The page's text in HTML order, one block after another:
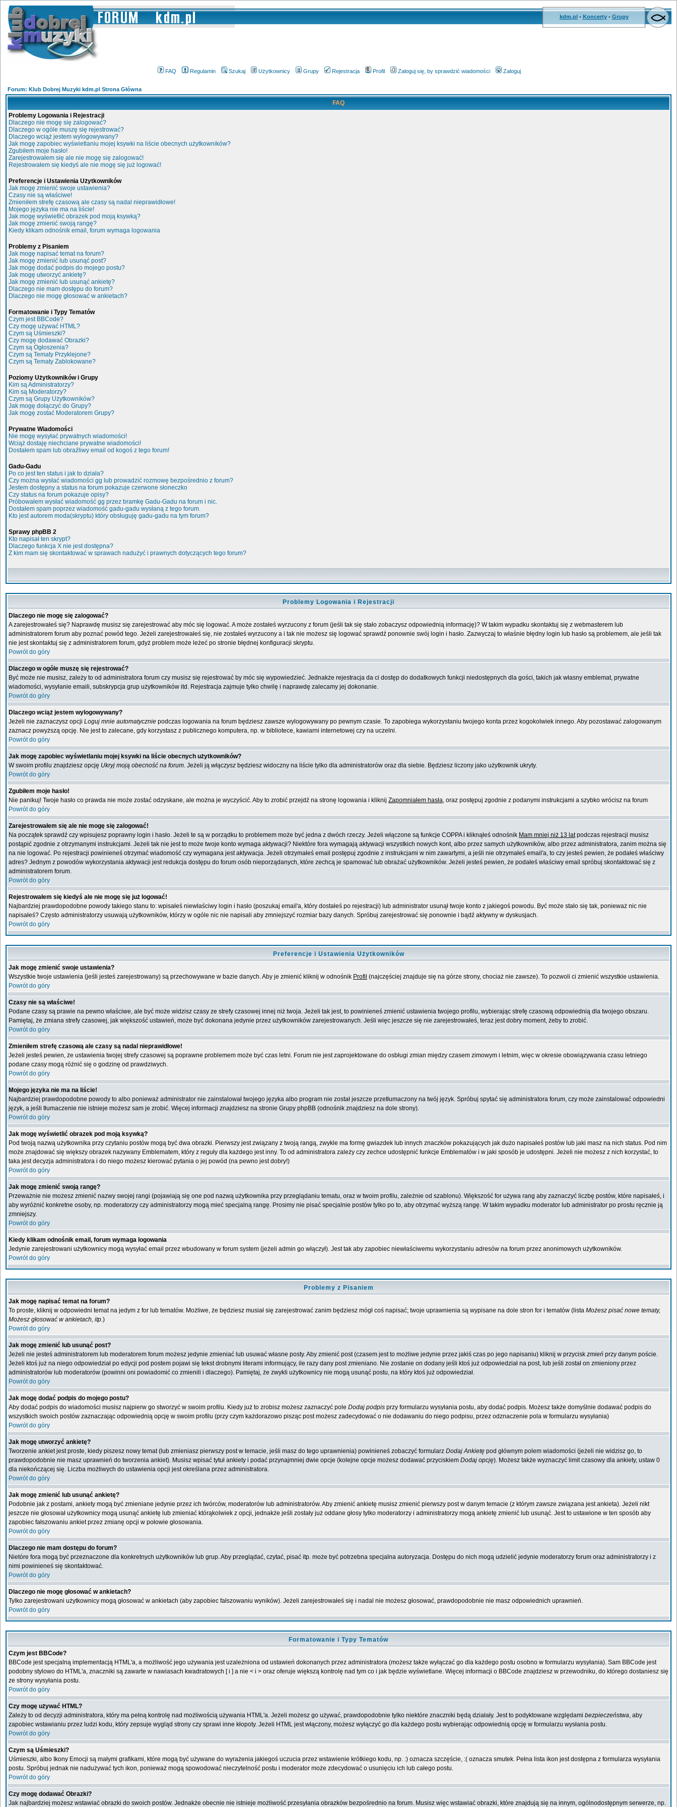
kdm.pl- Koncerty- Grupy
FAQ Regulamin Szukaj Użytkownicy Grupy Rejestracja Profil Zaloguj się, by sprawdzić wiadomości Zaloguj
Forum: Klub Dobrej Muzyki kdm.pl Strona Główna
FAQ
Problemy Logowania i Rejestracji
Dlaczego nie mogę się zalogować?
Dlaczego w ogóle muszę się rejestrować?
Dlaczego wciąż jestem wylogowywany?
Jak mogę zapobiec wyświetlaniu mojej ksywki na liście obecnych użytkowników?
Zgubiłem moje hasło!
Zarejestrowałem się ale nie mogę się zalogować!
Rejestrowałem się kiedyś ale nie mogę się już logować!
Preferencje i Ustawienia Użytkowników
Jak mogę zmienić swoje ustawienia?
Czasy nie są właściwe!
Zmieniłem strefę czasową ale czasy są nadal nieprawidłowe!
Mojego języka nie ma na liście!
Jak mogę wyświetlić obrazek pod moją ksywką?
Jak mogę zmienić swoją rangę?
Kiedy klikam odnośnik email, forum wymaga logowania
Problemy z Pisaniem
Jak mogę napisać temat na forum?
Jak mogę zmienić lub usunąć post?
Jak mogę dodać podpis do mojego postu?
Jak mogę utworzyć ankietę?
Jak mogę zmienić lub usunąć ankietę?
Dlaczego nie mam dostępu do forum?
Dlaczego nie mogę głosować w ankietach?
Formatowanie i Typy Tematów
Czym jest BBCode?
Czy mogę używać HTML?
Czym są Uśmieszki?
Czy mogę dodawać Obrazki?
Czym są Ogłoszenia?
Czym są Tematy Przyklejone?
Czym są Tematy Zablokowane?
Poziomy Użytkowników i Grupy
Kim są Administratorzy?
Kim są Moderatorzy?
Czym są Grupy Użytkowników?
Jak mogę dołączyć do Grupy?
Jak mogę zostać Moderatorem Grupy?
Prywatne Wiadomości
Nie mogę wysyłać prywatnych wiadomości!
Wciąż dostaję niechciane prywatne wiadomości!
Dostałem spam lub obraźliwy email od kogoś z tego forum!
Gadu-Gadu
Po co jest ten status i jak to działa?
Czy można wysłać wiadomości gg lub prowadzić rozmowę bezpośrednio z forum?
Jestem dostępny a status na forum pokazuje czerwone słoneczko
Czy status na forum pokazuje opisy?
Próbowałem wysłać wiadomość gg przez bramkę Gadu-Gadu na forum i nic.
Dostałem spam poprzez wiadomość gadu-gadu wysłaną z tego forum.
Kto jest autorem moda(skryptu) który obsługuję gadu-gadu na tym forum?
Sprawy phpBB 2
Kto napisał ten skrypt?
Dlaczego funkcja X nie jest dostępna?
Z kim mam się skontaktować w sprawach nadużyć i prawnych dotyczących tego forum?
Problemy Logowania i Rejestracji
Dlaczego nie mogę się zalogować?
A zarejestrowałeś się? Naprawdę musisz się zarejestrować aby móc się logować. A może zostałeś wyrzucony z forum (jeśli tak się stało zobaczysz odpowiednią informację)? W takim wypadku skontaktuj się z webmasterem lub
administratorem forum aby poznać powód tego. Jeżeli zarejestrowałeś się, nie zostałeś wyrzucony a i tak nie możesz się logować sprawdź ponownie swój login i hasło. Zazwyczaj to właśnie błędny login lub hasło są problemem, ale jeśli tak
nie jest skontaktuj się z administratorem forum, gdyż problem może leżeć po stronie błędnej konfiguracji skryptu.
Powrót do góry
Dlaczego w ogóle muszę się rejestrować?
Być może nie musisz, zależy to od administratora forum czy musisz się rejestrować by móc się wypowiedzieć. Jednakże rejestracja da ci dostęp do dodatkowych funkcji niedostępnych dla gości, takich jak własny emblemat, prywatne
wiadomości, wysyłanie emaili, subskrypcja grup użytkowników itd. Rejestracja zajmuje tylko chwilę i naprawdę zalecamy jej dokonanie.
Powrót do góry
Dlaczego wciąż jestem wylogowywany?
Jeżeli nie zaznaczysz opcji Loguj mnie automatycznie podczas logowania na forum będziesz zawsze wylogowywany po pewnym czasie. To zapobiega wykorzystaniu twojego konta przez kogokolwiek innego. Aby pozostawać zalogowanym
zaznacz powyższą opcję. Nie jest to zalecane, gdy korzystasz z publicznego komputera, np. w bibliotece, kawiarni internetowej czy na uczelni.
Powrót do góry
Jak mogę zapobiec wyświetlaniu mojej ksywki na liście obecnych użytkowników?
W swoim profilu znajdziesz opcję Ukryj moją obecność na forum. Jeżeli ją włączysz będziesz widoczny na liście tylko dla administratorów oraz dla siebie. Będziesz liczony jako użytkownik ukryty.
Powrót do góry
Zgubiłem moje hasło!
Nie panikuj! Twoje hasło co prawda nie może zostać odzyskane, ale można je wyczyścić. Aby to zrobić przejdź na stronę logowania i kliknij Zapomniałem hasła, oraz postępuj zgodnie z podanymi instrukcjami a szybko wrócisz na forum
Powrót do góry
Zarejestrowałem się ale nie mogę się zalogować!
Na początek sprawdź czy wpisujesz poprawny login i hasło. Jeżeli te są w porządku to problemem może być jedna z dwóch rzeczy. Jeżeli włączone są funkcje COPPA i kliknąłeś odnośnik Mam mniej niż 13 latpodczas rejestracji musisz
postąpić zgodnie z otrzymanymi instrukcjami. Jeżeli tak nie jest to może twoje konto wymaga aktywacji? Niektóre fora wymagają aktywacji wszystkich nowych kont, albo przez samych użytkowników, albo przez administratora, zanim można się
na nie logować. Po rejestracji powinieneś otrzymać wiadomość czy wymagana jest aktywacja. Jeżeli otrzymałeś email postępuj zgodnie z instrukcjami w nim zawartymi, a jeśli nie otrzymałeś email'a, to czy jesteś pewien, że podałeś właściwy
adres? Jednym z powodów wykorzystania aktywacji jest redukcja dostępu do forum osób nieporządanych, które zechcą je spamować lub obrażać użytkowników. Jeżeli jesteś pewien, że podałeś właściwy email spróbuj skontaktować się z
administratorem forum.
Powrót do góry
Rejestrowałem się kiedyś ale nie mogę się już logować!
Najbardziej prawdopodobne powody takiego stanu to: wpisałeś niewłaściwy login i hasło (poszukaj email'a, który dostałeś po rejestracji) lub administrator usunął twoje konto z jakiegoś powodu. Być może stało się tak, ponieważ nic nie
napisałeś? Często administratorzy usuwają użytkowników, którzy w ogóle nic nie napisali aby zmniejszyć rozmiar bazy danych. Spróbuj zarejestrować się ponownie i bądź aktywny w dyskusjach.
Powrót do góry
Preferencje i Ustawienia Użytkowników
Jak mogę zmienić swoje ustawienia?
Wszystkie twoje ustawienia (jeśli jesteś zarejestrowany) są przechowywane w bazie danych. Aby je zmienić kliknij w odnośnik Profil (najczęściej znajduje się na górze strony, chociaż nie zawsze). To pozwoli ci zmienić wszystkie ustawienia.
Powrót do góry
Czasy nie są właściwe!
Podane czasy są prawie na pewno właściwe, ale być może widzisz czasy ze strefy czasowej innej niż twoja. Jeżeli tak jest, to powinieneś zmienić ustawienia twojego profilu, wybierając strefę czasową odpowiednią dla twojego obszaru.
Pamiętaj, że zmiana strefy czasowej, jak większość ustawień, może być dokonana jedynie przez użytkowników zarejestrowanych. Jeśli więc jeszcze się nie zarejestrowałeś, teraz jest dobry moment, żeby to zrobić.
Powrót do góry
Zmieniłem strefę czasową ale czasy są nadal nieprawidłowe!
Jeżeli jesteś pewien, że ustawienia twojej strefy czasowej są poprawne problemem może być czas letni. Forum nie jest zaprojektowane do osbługi zmian między czasem zimowym i letnim, więc w okresie obowiązywania czasu letniego
podane czasy mogą różnić się o godzinę od prawdziwych.
Powrót do góry
Mojego języka nie ma na liście!
Najbardziej prawdopodobne powody to albo ponieważ administrator nie zainstalował twojego języka albo program nie został jeszcze przetłumaczony na twój język. Spróbuj spytać się administratora forum, czy może zainstalować odpowiedni
język, a jeśli tłumaczenie nie istnieje możesz sam je zrobić. Więcej informacji znajdziesz na stronie Grupy phpBB (odnośnik znajdziesz na dole strony).
Powrót do góry
Jak mogę wyświetlić obrazek pod moją ksywką?
Pod twoją nazwą użytkownika przy czytaniu postów mogą być dwa obrazki. Pierwszy jest związany z twoją rangą, zwykle ma formę gwiazdek lub innych znaczków pokazujących jak dużo napisałeś postów lub jaki masz na nich status. Pod nim
może znajdować się większy obrazek nazywany Emblematem, który z reguły dla każdego jest inny. To od administratora zależy czy zechce udostępnić funkcje Emblematów i w jaki sposób je udostępni. Jeżeli nie możesz z nich korzystać, to
taka jest decyzja administratora i do niego możesz kierować pytania o jej powód (na pewno jest dobry!)
Powrót do góry
Jak mogę zmienić swoją rangę?
Przeważnie nie możesz zmienić nazwy swojej rangi (pojawiają się one pod nazwą użytkownika przy przeglądaniu tematu, oraz w twoim profilu, zależnie od szablonu). Większość for używa rang aby zaznaczyć liczbę postów, które napisałeś, i
aby wyróżnić konkretne osoby, np. moderatorzy czy administratorzy mogą mieć specjalną rangę. Prosimy nie pisać specjalnie postów tylko po to, aby otrzymać wyższą rangę. W takim wypadku moderator lub administrator po prostu ręcznie ją
zmniejszy.
Powrót do góry
Kiedy klikam odnośnik email, forum wymaga logowania
Jedynie zarejestrowani użytkownicy mogą wysyłać email przez wbudowany w forum system (jeżeli admin go włączył). Jest tak aby zapobiec niewłaściwemu wykorzystaniu adresów na forum przez anonimowych użytkowników.
Powrót do góry
Problemy z Pisaniem
Jak mogę napisać temat na forum?
To proste, kliknij w odpowiedni temat na jedym z for lub tematów. Możliwe, że będziesz musiał się zarejestrować zanim będziesz mógł coś napisać; twoje uprawnienia są wypisane na dole stron for i tematów (lista Możesz pisać nowe tematy,
Możesz głosować w ankietach, itp.)
Powrót do góry
Jak mogę zmienić lub usunąć post?
Jeżeli nie jesteś administratorem lub moderatorem forum możesz jedynie zmieniać lub usuwać własne posty. Aby zmienić post (czasem jest to możliwe jedynie przez jakiś czas po jego napisaniu) kliknij w przycisk zmień przy danym poście.
Jeżeli ktoś już na niego odpowiedział po edycji pod postem pojawi się tekst drobnymi literami informujący, ile razy dany post zmieniano. Nie zostanie on dodany jeśli ktoś już odpowiedział na post, lub jeśli został on zmieniony przez
administratorów lub moderatorów (powinni oni powiadomić co zmienili i dlaczego). Pamiętaj, że zwykli użytkownicy nie mogą usunąć postu, na który ktoś już odpowiedział.
Powrót do góry
Jak mogę dodać podpis do mojego postu?
Aby dodać podpis do wiadomości musisz najpierw go stworzyć w swoim profilu. Kiedy już to zrobisz możesz zaznaczyć pole Dodaj podpis przy formularzu wysyłania postu, aby dodać podpis. Możesz także domyślnie dodawać podpis do
wszystkich swoich postów zaznaczając odpowiednią opcję w swoim profilu (przy czym każdorazowo pisząc post możesz zadecydować o nie dodawaniu do niego podpisu, przez odznaczenie pola w formularzu wysyłania)
Powrót do góry
Jak mogę utworzyć ankietę?
Tworzenie ankiet jest proste, kiedy piszesz nowy temat (lub zmieniasz pierwszy post w temacie, jeśli masz do tego uprawnienia) powinieneś zobaczyć formularz Dodaj Ankietę pod głównym polem wiadomości (jeżeli nie widzisz go, to
prawdopodobnie nie masz uprawnień do tworzenia ankiet). Musisz wpisać tytuł ankiety i podać przynajmniej dwie opcje (kolejne opcje możesz dodawać przyciskiem Dodaj opcję). Możesz także wyznaczyć limit czasowy dla ankiety, ustaw 0
dla niekończącej się. Liczba możliwych do ustawienia opcji jest określana przez administratora.
Powrót do góry
Jak mogę zmienić lub usunąć ankietę?
Podobnie jak z postami, ankiety mogą być zmieniane jedynie przez ich twórców, moderatorów lub administratorów. Aby zmienić ankietę musisz zmienić pierwszy post w danym temacie (z którym zawsze związana jest ankieta). Jeżeli nikt
jeszcze nie głosował użytkownicy mogą usunąć ankietę lub zmieniać którąkolwiek z opcji, jednakże jeśli zostały już oddane głosy tylko moderatorzy i administratorzy mogą ankietę zmienić lub usunąć. Jest to ustawione w ten sposób aby
zapobiec fałszowaniu ankiet przez zmianę opcji w połowie głosowania.
Powrót do góry
Dlaczego nie mam dostępu do forum?
Nietóre fora mogą być przeznaczone dla konkretnych użytkowników lub grup. Aby przeglądać, czytać, pisać itp. może być potrzebna specjalna autoryzacja. Dostępu do nich mogą udzielić jedynie moderatorzy forum oraz administratorzy i z
nimi powinieneś się skontaktować.
Powrót do góry
Dlaczego nie mogę głosować w ankietach?
Tylko zarejestrowani użytkownicy mogą głosować w ankietach (aby zapobiec fałszowaniu wyników). Jeżeli zarejestrowałeś się i nadal nie możesz głosować, prawdopodobnie nie masz odpowiednich uprawnień.
Powrót do góry
Formatowanie i Typy Tematów
Czym jest BBCode?
BBCode jest specjalną implementacją HTML'a, a możliwość jego używania jest uzależniona od ustawień dokonanych przez administratora (możesz także wyłączać go dla każdego postu osobno w formularzu wysyłania). Sam BBCode jest
podobny stylowo do HTML'a, znaczniki są zawarte w nawiasach kwadratowych [ i ] a nie < i > oraz oferuje większą kontrolę nad tym co i jak będzie wyświetlane. Więcej informacji o BBCode znajdziesz w przewodniku, do którego dostaniesz się
ze strony wysyłania postu.
Powrót do góry
Czy mogę używać HTML?
Zależy to od decyzji administratora, który ma pełną kontrolę nad możliwością używania HTML'a. Jeżeli możesz go używać, prawdopodobnie tylko niektóre znaczniki będą działały. Jest to podyktowane względami bezpieczeństwa, aby
zapobiec wstawianiu przez ludzi kodu, który zepsuje wygląd strony czy sprawi inne kłopoty. Jeżeli HTML jest włączony, możesz wyłączyć go dla każdego postu wybierając odpowiednią opcję w formularzu wysłania postu.
Powrót do góry
Czym są Uśmieszki?
Uśmieszki, albo Ikony Emocji są małymi grafikami, które mogą być używane do wyrażenia jakiegoś uczucia przez wstawienie krótkiego kodu, np. :) oznacza szczęście, :( oznacza smutek. Pełna lista ikon jest dostępna z formularza wysyłania
postu. Spróbuj jednak nie nadużywać tych ikon, ponieważ mogą spowodować nieczytelność postu i moderator może zdecydować o usunięciu ich lub całego postu.
Powrót do góry
Czy mogę dodawać Obrazki?
Jak najbardziej możesz wstawiać obrazki do swoich postów. Jednakże obecnie nie istnieje możliwość przesyłania obrazków bezpośrednio na forum. Musisz więc wstawiać obrazki, które znajdują się na innym, ogólnodostępnym serwerze, np.